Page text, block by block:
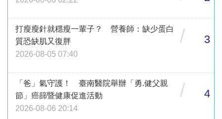
打瘦瘦針就穩瘦一輩子？ 營養師：缺少蛋白
質恐缺肌又復胖
2026-08-05 07:40
/ 3
「爸」氣守護！ 臺南醫院舉辦「勇.健父親
節」癌篩暨健康促進活動
2026-08-06 20:14
/ 4